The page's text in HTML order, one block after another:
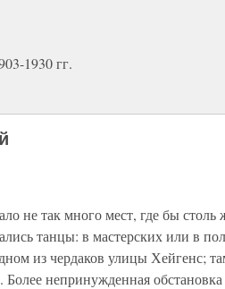
1930 гг.
не так много мест, где бы столь
танцы: в мастерских или в
из чердаков улицы Хейгенс;
непринужденная